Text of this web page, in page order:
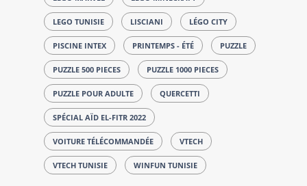
LEGO TUNISIE LISCIANI LÉGO CITY
PISCINE INTEX PRINTEMPS - ÉTÉ PUZZLE
PUZZLE 500 PIECES PUZZLE 1000 PIECES
PUZZLE POUR ADULTE QUERCETTI
SPÉCIAL AÏD EL-FITR 2022
VOITURE TÉLÉCOMMANDÉE VTECH
VTECH TUNISIE WINFUN TUNISIE